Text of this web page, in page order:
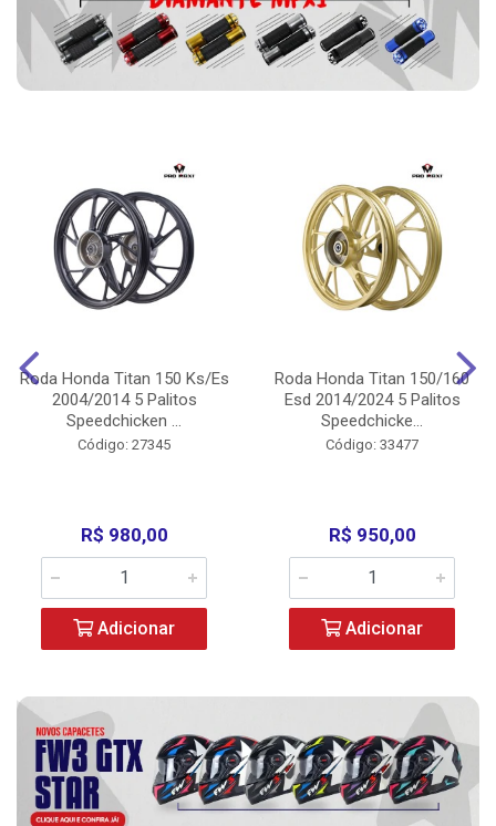
Roda Honda Titan 150 Ks/Es
2004/2014 5 Palitos
Speedchicken ...
Código: 27345
R$ 980,00
Adicionar
Roda Honda Titan 150/160
Esd 2014/2024 5 Palitos
Speedchicke...
Código: 33477
R$ 950,00
Adicionar